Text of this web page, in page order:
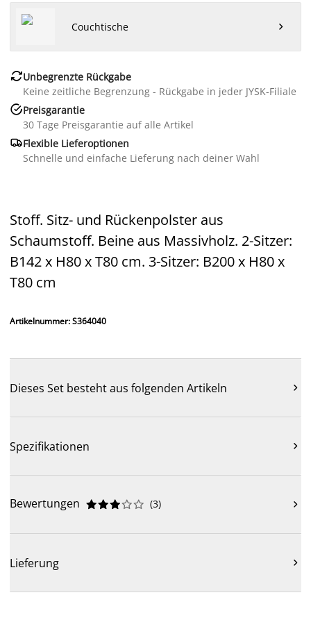
Couchtische 
Unbegrenzte Rückgabe
Keine zeitliche Begrenzung - Rückgabe in jeder JYSK-Filiale
Preisgarantie
30 Tage Preisgarantie auf alle Artikel
Flexible Lieferoptionen
Schnelle und einfache Lieferung nach deiner Wahl
Stoff. Sitz- und Rückenpolster aus
Schaumstoff. Beine aus Massivholz. 2-Sitzer:
B142 x H80 x T80 cm. 3-Sitzer: B200 x H80 x
T80 cm
Artikelnummer: S364040
Dieses Set besteht aus folgenden Artikeln 
Spezifikationen 
Bewertungen 




 (3) 
Lieferung 